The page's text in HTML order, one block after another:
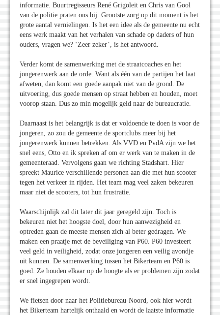
informatie. Buurtregisseurs René Grigoleit en Chris van Gool
van de politie praten ons bij. Grootste zorg op dit moment is het
grote aantal vernielingen. Is het een idee als de gemeente nu echt
eens werk maakt van het verhalen van schade op daders of hun
ouders, vragen we? ‘Zeer zeker’, is het antwoord.
Verder komt de samenwerking met de straatcoaches en het
jongerenwerk aan de orde. Want als één van de partijen het laat
afweten, dan komt een goede aanpak niet van de grond. De
uitvoering, dus goede mensen op straat hebben en houden, moet
voorop staan. Dus zo min mogelijk geld naar de bureaucratie.
Daarnaast is het belangrijk is dat er voldoende te doen is voor de
jongeren, zo zou de gemeente de sportclubs meer bij het
jongerenwerk kunnen betrekken. Als VVD en PvdA zijn we het
snel eens, Otto en ik spreken af om er werk van te maken in de
gemeenteraad. Vervolgens gaan we richting Stadshart. Hier
spreekt Maurice verschillende personen aan die met hun scooter
tegen het verkeer in rijden. Het team mag veel zaken bekeuren
maar niet de scooters, tot hun frustratie.
Waarschijnlijk zal dit later dit jaar geregeld zijn. Toch is
bekeuren niet het hoogste doel, door hun aanwezigheid en
optreden gaan de meeste mensen zich al beter gedragen. We
maken een praatje met de beveiliging van P60. P60 investeert
veel geld in veiligheid, zodat onze jongeren een veilig avondje
uit kunnen. De samenwerking tussen het Bikerteam en P60 is
goed. Ze houden elkaar op de hoogte als er problemen zijn zodat
er snel ingegrepen wordt.
We fietsen door naar het Politiebureau-Noord, ook hier wordt
het Bikerteam hartelijk onthaald en wordt de laatste informatie